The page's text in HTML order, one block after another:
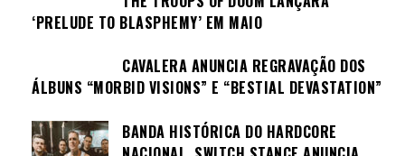
‘PRELUDE TO BLASPHEMY’ EM MAIO
CAVALERA ANUNCIA REGRAVAÇÃO DOS
ÁLBUNS “MORBID VISIONS” E “BESTIAL DEVASTATION”
BANDA HISTÓRICA DO HARDCORE